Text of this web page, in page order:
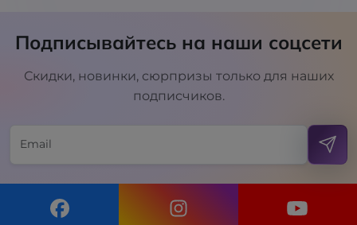
Подписывайтесь на наши соцсети
Скидки, новинки, сюрпризы только для наших
подписчиков.